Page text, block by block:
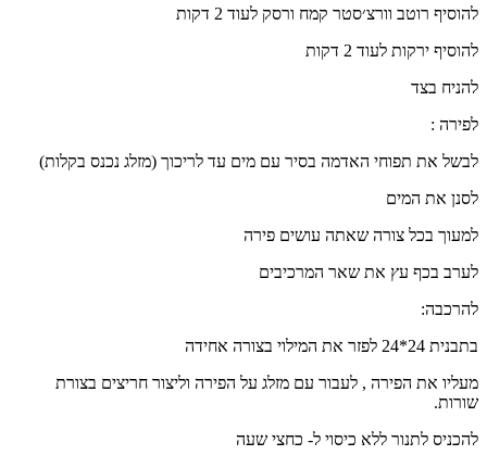
להוסיף רוטב וורצ׳סטר קמח ורסק לעוד 2 דקות
להוסיף ירקות לעוד 2 דקות
להניח בצד
לפירה :
לבשל את תפוחי האדמה בסיר עם מים עד לריכוך (מזלג נכנס בקלות)
לסנן את המים
למעוך בכל צורה שאתה עושים פירה
לערב בכף עץ את שאר המרכיבים
להרכבה:
בתבנית 24*24 לפזר את המילוי בצורה אחידה
מעליו את הפירה , לעבור עם מזלג על הפירה וליצור חריצים בצורת
שורות.
להכניס לתנור ללא כיסוי ל- כחצי שעה